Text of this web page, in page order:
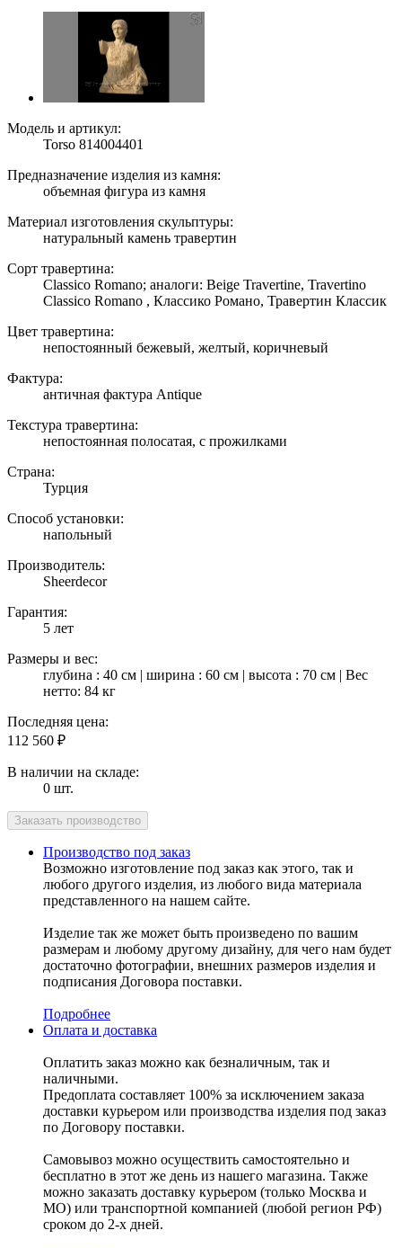
Модель и артикул:
Torso 814004401
Предназначение изделия из камня:
объемная фигура из камня
Материал изготовления скульптуры:
натуральный камень травертин
Сорт травертина:
Classico Romano; аналоги: Beige Travertine, Travertino
Classico Romano , Классико Романо, Травертин Классик
Цвет травертина:
непостоянный бежевый, желтый, коричневый
Фактура:
античная фактура Antique
Текстура травертина:
непостоянная полосатая, с прожилками
Страна:
Турция
Способ установки:
напольный
Производитель:
Sheerdecor
Гарантия:
5 лет
Размеры и вес:
глубина : 40 см | ширина : 60 см | высота : 70 см | Вес
нетто: 84 кг
Последняя цена:
112 560 ₽
В наличии на складе:
0 шт.
Производство под заказ
Возможно изготовление под заказ как этого, так и
любого другого изделия, из любого вида материала
представленного на нашем сайте.
Изделие так же может быть произведено по вашим
размерам и любому другому дизайну, для чего нам будет
достаточно фотографии, внешних размеров изделия и
подписания Договора поставки.
Подробнее
Оплата и доставка
Оплатить заказ можно как безналичным, так и
наличными.
Предоплата составляет 100% за исключением заказа
доставки курьером или производства изделия под заказ
по Договору поставки.
Самовывоз можно осуществить самостоятельно и
бесплатно в этот же день из нашего магазина. Также
можно заказать доставку курьером (только Москва и
МО) или транспортной компанией (любой регион РФ)
сроком до 2-х дней.